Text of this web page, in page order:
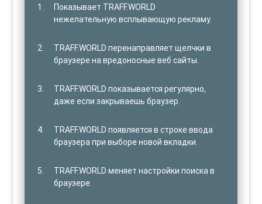
Показывает TRAFF.WORLD
нежелательную всплывающую рекламу.
TRAFF.WORLD перенаправляет щелчки в
браузере на вредоносные веб сайты.
TRAFF.WORLD показывается регулярно,
даже если закрываешь браузер.
TRAFF.WORLD появляется в строке ввода
браузера при выборе новой вкладки.
TRAFF.WORLD меняет настройки поиска в
браузере.